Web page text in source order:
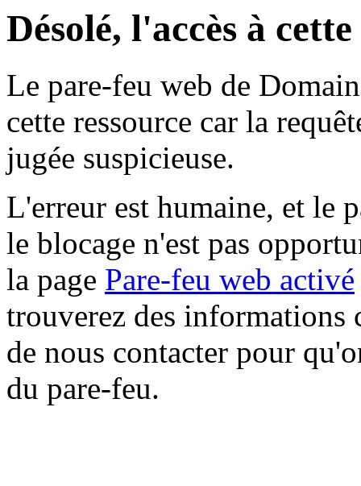
Désolé, l'accès à
Le pare-feu web de
cette ressource car la
jugée suspicieuse.
L'erreur est humaine, et le
le blocage n'est pas
la page Pare-feu web activé
trouverez des informations
de nous contacter pour
du pare-feu.